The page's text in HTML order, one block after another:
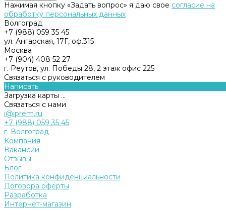
Нажимая кнопку «Задать вопрос» я даю свое согласие на
обработку персональных данных
Волгоград
+7 (988) 059 35 45
ул. Ангарская, 17Г, оф.315
Москва
+7 (904) 408 52 27
г. Реутов, ул. Победы 28, 2 этаж офис 225
Связаться с руководителем
Написать
Загрузка карты ...
Связаться с нами
i@iprem.ru
+7 (988) 059 35 45
г. Волгоград
Компания
Вакансии
Отзывы
Блог
Политика конфиденциальности
Договора оферты
Разработка
Интернет-магазин